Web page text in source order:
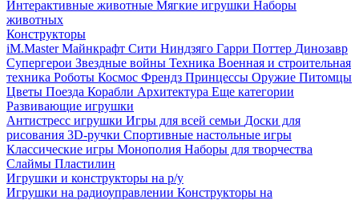
Интерактивные животные Мягкие игрушки Наборы
животных
Конструкторы
iM.Master Майнкрафт Сити Ниндзяго Гарри Поттер Динозавр
Супергерои Звездные войны Техника Военная и строительная
техника Роботы Космос Френдз Принцессы Оружие Питомцы
Цветы Поезда Корабли Архитектура Еще категории
Развивающие игрушки
Антистресс игрушки Игры для всей семьи Доски для
рисования 3D-ручки Спортивные настольные игры
Классические игры Монополия Наборы для творчества
Слаймы Пластилин
Игрушки и конструкторы на р/у
Игрушки на радиоуправлении Конструкторы на